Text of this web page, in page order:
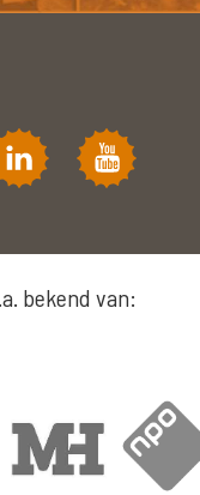
bekend van: